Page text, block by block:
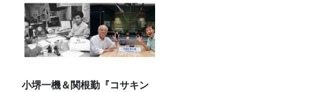
小堺一機＆関根勤『コサキン